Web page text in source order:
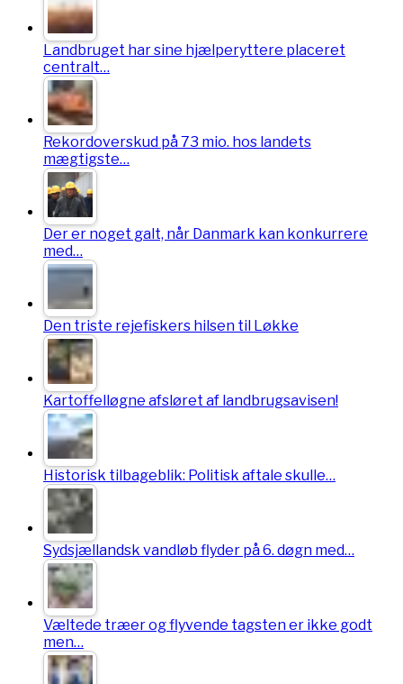
Landbruget har sine hjælperyttere placeret
centralt…
Rekordoverskud på 73 mio. hos landets
mægtigste…
Der er noget galt, når Danmark kan konkurrere
med…
Den triste rejefiskers hilsen til Løkke
Kartoffelløgne afsløret af landbrugsavisen!
Historisk tilbageblik: Politisk aftale skulle…
Sydsjællandsk vandløb flyder på 6. døgn med…
Væltede træer og flyvende tagsten er ikke godt
men…